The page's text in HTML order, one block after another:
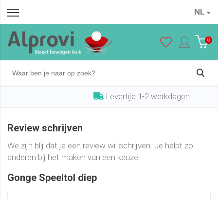
NL
0
Levertijd 1-2 werkdagen
Review schrijven
We zijn blij dat je een review wil schrijven. Je helpt zo
anderen bij het maken van een keuze.
Gonge Speeltol diep